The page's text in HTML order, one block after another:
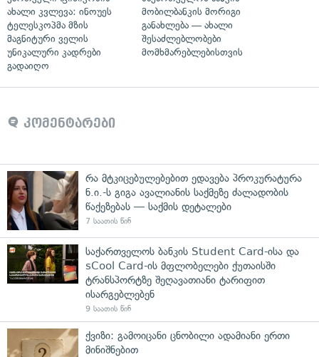
ახალი კვლევა: ინოუეს
ტელესკოპმა მზის
მაგნიტური ველის
უნიკალური კადრები
გადაიღო
მობილბანკის მორიგი
განახლება — ახალი
შესაძლებლობები
მომხმარებლებისთვის
კომენტარები
რა მტკიცებულებებით ედავება პროკურატურა
ნ.ი.-ს გიგა ავალიანის საქმეზე ძალადობის
წაქეზებას — საქმის დეტალები
7 საათის წინ
საქართველოს ბანკის Student Card-ისა და
sCool Card-ის მფლობელები ქუთაისში
ტრანსპორტზე შეღავათიანი ტარიფით
ისარგებლებენ
9 საათის წინ
ქვიზი: გამოიცანი ცნობილი ადამიანი ერთი
მინიშნებით